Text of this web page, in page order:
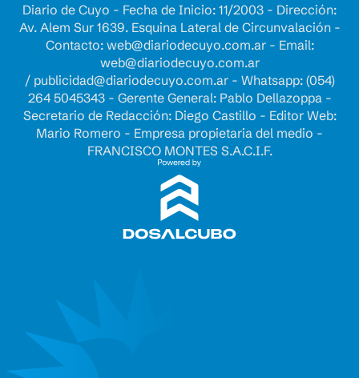
Diario de Cuyo - Fecha de Inicio: 11/2003 - Dirección:
Av. Alem Sur 1639. Esquina Lateral de Circunvalación -
Contacto: web@diariodecuyo.com.ar- Email:
web@diariodecuyo.com.ar
/ publicidad@diariodecuyo.com.ar- Whatsapp: (054)
264 5045343 - Gerente General: Pablo Dellazoppa -
Secretario de Redacción: Diego Castillo - Editor Web:
Mario Romero - Empresa propietaria del medio -
FRANCISCO MONTES S.A.C.I.F.